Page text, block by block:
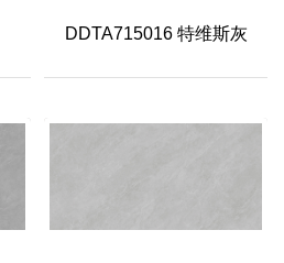
DDTA715016 特维斯灰